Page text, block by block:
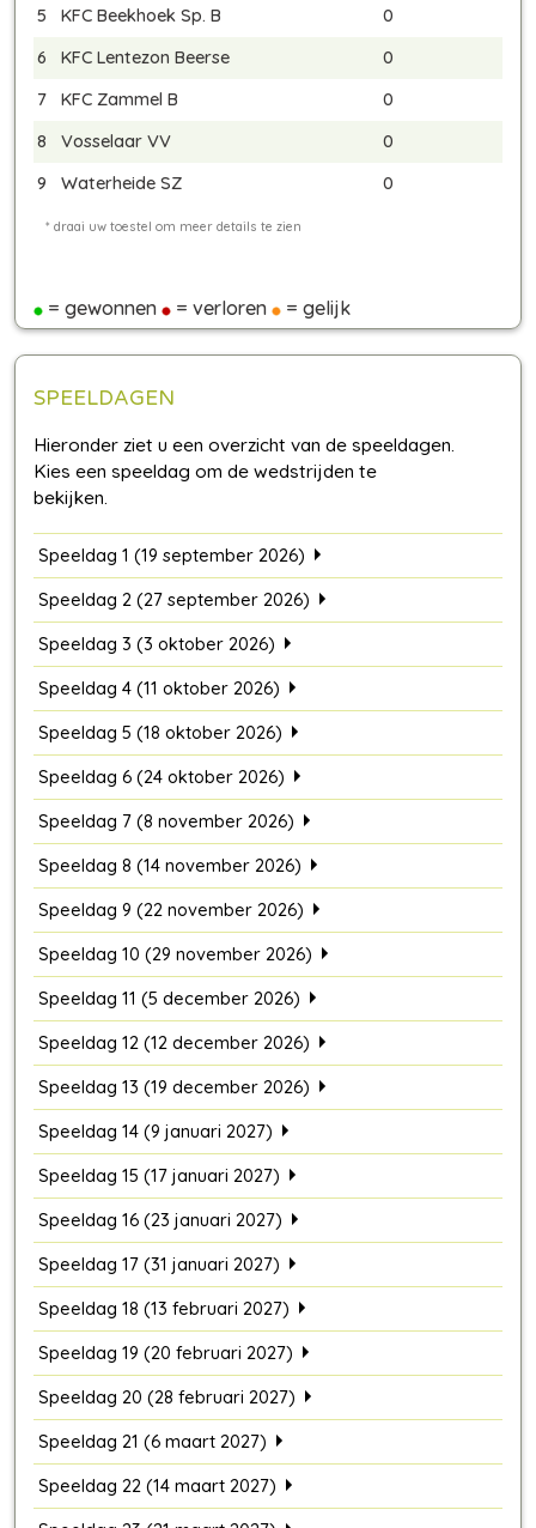
5
KFC Beekhoek Sp. B
0
6
KFC Lentezon Beerse
0
7
KFC Zammel B
0
8
Vosselaar VV
0
9
Waterheide SZ 0
= gewonnen = verloren = gelijk
SPEELDAGEN
Speeldag 1 (19 september 2026)
Speeldag 2 (27 september 2026)
Speeldag 3 (3 oktober 2026)
Speeldag 4 (11 oktober 2026)
Speeldag 5 (18 oktober 2026)
Speeldag 6 (24 oktober 2026)
Speeldag 7 (8 november 2026)
Speeldag 8 (14 november 2026)
Speeldag 9 (22 november 2026)
Speeldag 10 (29 november 2026)
Speeldag 11 (5 december 2026)
Speeldag 12 (12 december 2026)
Speeldag 13 (19 december 2026)
Speeldag 14 (9 januari 2027)
Speeldag 15 (17 januari 2027)
Speeldag 16 (23 januari 2027)
Speeldag 17 (31 januari 2027)
Speeldag 18 (13 februari 2027)
Speeldag 19 (20 februari 2027)
Speeldag 20 (28 februari 2027)
Speeldag 21 (6 maart 2027)
Speeldag 22 (14 maart 2027)